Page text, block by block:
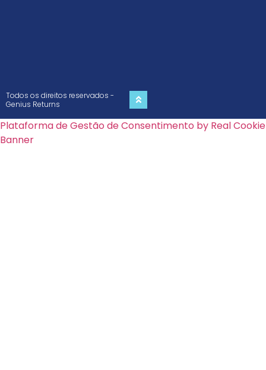
Todos os direitos reservados -
Genius Returns
Plataforma de Gestão de Consentimento by Real Cookie
Banner